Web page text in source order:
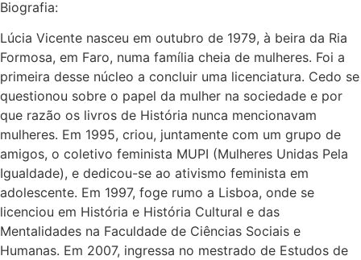
Biografia:
Lúcia Vicente nasceu em outubro de 1979, à beira da Ria
Formosa, em Faro, numa família cheia de mulheres. Foi a
primeira desse núcleo a concluir uma licenciatura. Cedo se
questionou sobre o papel da mulher na sociedade e por
que razão os livros de História nunca mencionavam
mulheres. Em 1995, criou, juntamente com um grupo de
amigos, o coletivo feminista MUPI (Mulheres Unidas Pela
Igualdade), e dedicou-se ao ativismo feminista em
adolescente. Em 1997, foge rumo a Lisboa, onde se
licenciou em História e História Cultural e das
Mentalidades na Faculdade de Ciências Sociais e
Humanas. Em 2007, ingressa no mestrado de Estudos de